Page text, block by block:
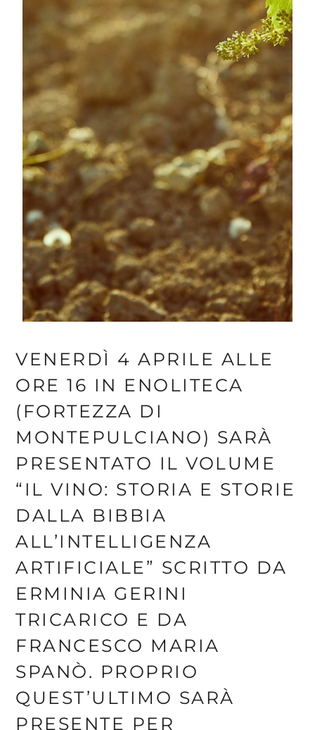
VENERDÌ 4 APRILE ALLE
ORE 16 IN ENOLITECA
(FORTEZZA DI
MONTEPULCIANO) SARÀ
PRESENTATO IL VOLUME
“IL VINO: STORIA E STORIE
DALLA BIBBIA
ALL’INTELLIGENZA
ARTIFICIALE” SCRITTO DA
ERMINIA GERINI
TRICARICO E DA
FRANCESCO MARIA
SPANÒ. PROPRIO
QUEST’ULTIMO SARÀ
PRESENTE PER